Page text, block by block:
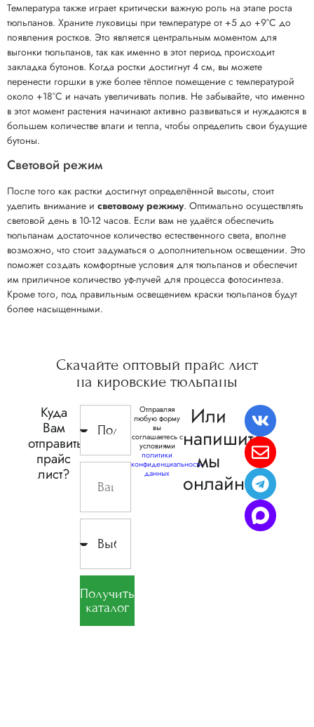
Температура также играет критически важную роль на этапе роста
тюльпанов. Храните луковицы при температуре от +5 до +9°C до
появления ростков. Это является центральным моментом для
выгонки тюльпанов, так как именно в этот период происходит
закладка бутонов. Когда ростки достигнут 4 см, вы можете
перенести горшки в уже более тёплое помещение с температурой
около +18°C и начать увеличивать полив. Не забывайте, что именно
в этот момент растения начинают активно развиваться и нуждаются в
большем количестве влаги и тепла, чтобы определить свои будущие
бутоны.
Световой режим
После того как растки достигнут определённой высоты, стоит
уделить внимание и световому режиму. Оптимально осуществлять
световой день в 10-12 часов. Если вам не удаётся обеспечить
тюльпанам достаточное количество естественного света, вполне
возможно, что стоит задуматься о дополнительном освещении. Это
поможет создать комфортные условия для тюльпанов и обеспечит
им приличное количество уф-лучей для процесса фотосинтеза.
Кроме того, под правильным освещением краски тюльпанов будут
более насыщенными.
Скачайте оптовый прайс лист
на кировские тюльпаны
Куда
Вам
отправить
прайс
лист?
Получить
каталог
Отправляя
любую форму
вы
соглашаетесь с
условиями
политики
конфиденциальности
данных
Или
напишите,
мы
онлайн